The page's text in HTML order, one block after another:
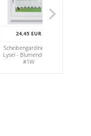
24,45 EUR
Scheibengardine von
Lysel - Blumendesign
#1W